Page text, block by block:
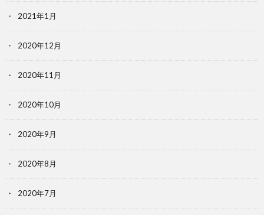
2021年1月
2020年12月
2020年11月
2020年10月
2020年9月
2020年8月
2020年7月